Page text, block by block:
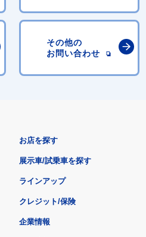
その他の
お問い合わせ
お店を探す
展示車/試乗車を探す
ラインアップ
クレジット/保険
企業情報